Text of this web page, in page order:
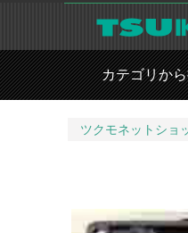
カテゴリか
ツクモネットショ